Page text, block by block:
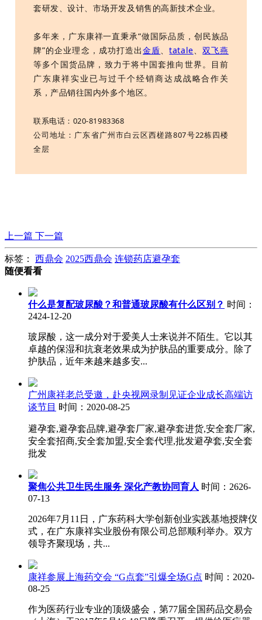
套研发、设计、市场开发及销售的高新技术企业。
多年来，广东康祥一直秉承“做国际品质，创民族品
牌”的企业理念，成功打造出金盾、tatale、双飞燕
等多个国货品牌，致力于将中国套推向世界。目前
广东康祥实业已与过千个经销商达成战略合作关
系，产品销往国内外多个地区。
联系电话：020-81983368
公司地址：广东省广州市白云区西槎路807号22栋四楼
全层
上一篇 下一篇
标签： 西鼎会 2025西鼎会 连锁药店避孕套
随便看看
什么是复配玻尿酸？和普通玻尿酸有什么区别？ 时间：
2424-12-20
玻尿酸，这一成分对于爱美人士来说并不陌生。它以其
卓越的保湿和抗衰老效果成为护肤品的重要成分。除了
护肤品，近年来越来越多安...
广州康祥老总受邀，赴央视网录制见证企业成长高端访
谈节目 时间：2020-08-25
避孕套,避孕套品牌,避孕套厂家,避孕套进货,安全套厂家,
安全套招商,安全套加盟,安全套代理,批发避孕套,安全套
批发
聚焦公共卫生民生服务 深化产教协同育人 时间：2626-
07-13
2026年7月11日，广东药科大学创新创业实践基地授牌仪
式，在广东康祥实业股份有限公司总部顺利举办。双方
领导齐聚现场，共...
康祥参展上海药交会 “G点套”引爆全场G点 时间：2020-
08-25
作为医药行业专业的顶级盛会，第77届全国药品交易会